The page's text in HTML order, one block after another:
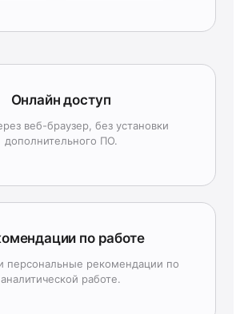
Онлайн доступ
веб-браузер, без установки
дополнительного ПО.
по работе
персональные рекомендации по
аналитической работе.